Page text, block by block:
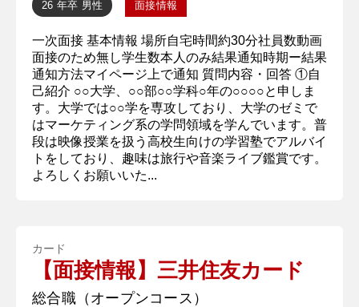
26 年卒 男性 面接情報
一次面接 基本情報 場所自宅時間約30分社員数動画
面接のため無し学生数本人のみ結果通知時期ー結果
通知方法マイページ上で通知 質問内容・回答 ①自
己紹介 ○○大学、○○部○○学科○年の○○○○と申しま
す。大学では○○学を専攻しており、大学のゼミで
はマーケティング系の学問領域を学んでいます。普
段は映像授業を扱う高校生向けの学習塾でアルバイ
トをしており、趣味は旅行や音楽ライブ鑑賞です。
よろしくお願いいた...
カード
【面接情報】三井住友カード
総合職（オープンコース）